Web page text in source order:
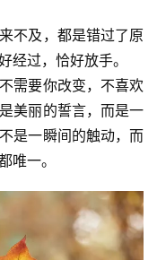
不及，都是错过了原
经过，恰好放手。
需要你改变，不喜欢
美丽的誓言，而是一
是一瞬间的触动，而
唯一。